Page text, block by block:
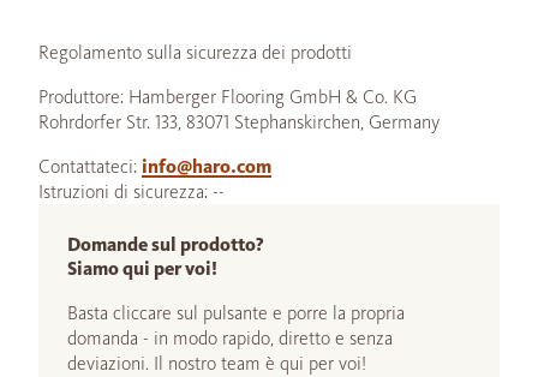
Regolamento sulla sicurezza dei prodotti
Produttore: Hamberger Flooring GmbH & Co. KG
Rohrdorfer Str. 133, 83071 Stephanskirchen, Germany
Contattateci: info@haro.com
Istruzioni di sicurezza: --
Domande sul prodotto?
Siamo qui per voi!
Basta cliccare sul pulsante e porre la propria
domanda - in modo rapido, diretto e senza
deviazioni. Il nostro team è qui per voi!